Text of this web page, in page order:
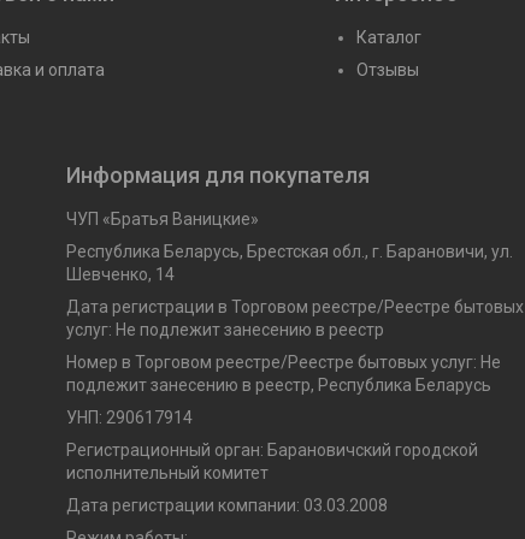
и оплата
Каталог
Отзывы
Информация для покупателя
ЧУП «Братья Ваницкие»
Республика Беларусь, Брестская обл., г. Барановичи, ул.
Шевченко, 14
Дата регистрации в Торговом реестре/Реестре бытовых
услуг: Не подлежит занесению в реестр
Номер в Торговом реестре/Реестре бытовых услуг: Не
подлежит занесению в реестр, Республика Беларусь
УНП: 290617914
Регистрационный орган: Барановичский городской
исполнительный комитет
Дата регистрации компании: 03.03.2008